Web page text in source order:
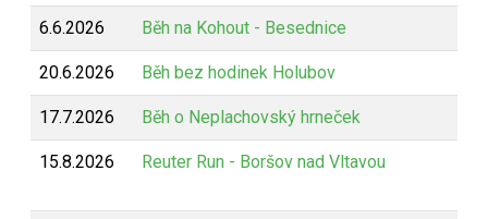
6.6.2026 Běh na Kohout - Besednice
20.6.2026 Běh bez hodinek Holubov
17.7.2026 Běh o Neplachovský hrneček
15.8.2026 Reuter Run - Boršov nad Vltavou